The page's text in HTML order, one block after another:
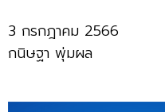
3 กรกฎาคม 2566
กนิษฐา พุ่มผล